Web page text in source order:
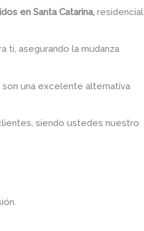
en Santa Catarina, residencial
ti, asegurando la mudanza
son una excelente alternativa
siendo ustedes nuestro